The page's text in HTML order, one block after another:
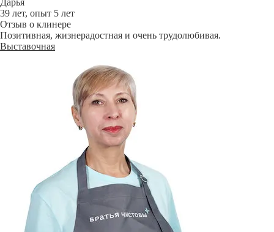
Дарья
39 лет, опыт 5 лет
Отзыв о клинере
Позитивная, жизнерадостная и очень трудолюбивая.
Выставочная